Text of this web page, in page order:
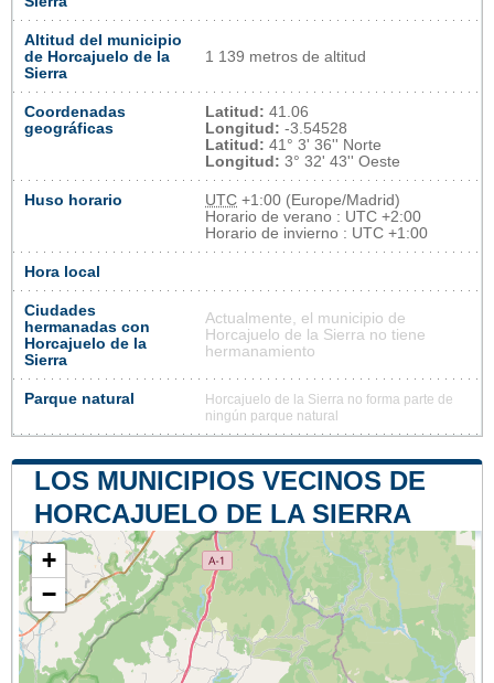
Altitud del municipio
de Horcajuelo de la
Sierra
1 139 metros de altitud
Coordenadas
geográficas
Latitud: 41.06
Longitud: -3.54528
Latitud: 41° 3' 36'' Norte
Longitud: 3° 32' 43'' Oeste
Huso horario UTC +1:00 (Europe/Madrid)
Horario de verano : UTC +2:00
Horario de invierno : UTC +1:00
Hora local
Ciudades
hermanadas con
Horcajuelo de la
Sierra
Actualmente, el municipio de
Horcajuelo de la Sierra no tiene
hermanamiento
Parque natural
Horcajuelo de la Sierra no forma parte de
ningún parque natural
LOS MUNICIPIOS VECINOS DE
HORCAJUELO DE LA SIERRA
+
−